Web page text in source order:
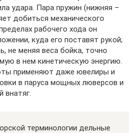
удара. Пара пружин (нижняя –
добиться механического
рабочего хода он
куда его поставят рукой;
не меняя веса бойка, точно
в нем кинетическую энергию.
применяют даже ювелиры и
в паруса мощных люверсов и
внатяг.
терминологии дельные